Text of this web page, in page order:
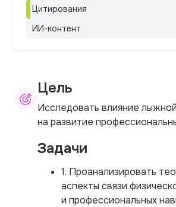
Цитирования
ИИ-контент
Цель
Исследовать влияние
на развитие
Задачи
1. Проанализировать
аспекты связи
и профессиональных